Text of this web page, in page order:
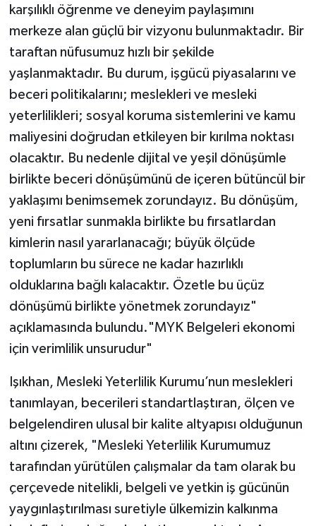
karşılıklı öğrenme ve deneyim paylaşımını
merkeze alan güçlü bir vizyonu bulunmaktadır. Bir
taraftan nüfusumuz hızlı bir şekilde
yaşlanmaktadır. Bu durum, işgücü piyasalarını ve
beceri politikalarını; meslekleri ve mesleki
yeterlilikleri; sosyal koruma sistemlerini ve kamu
maliyesini doğrudan etkileyen bir kırılma noktası
olacaktır. Bu nedenle dijital ve yeşil dönüşümle
birlikte beceri dönüşümünü de içeren bütüncül bir
yaklaşımı benimsemek zorundayız. Bu dönüşüm,
yeni fırsatlar sunmakla birlikte bu fırsatlardan
kimlerin nasıl yararlanacağı; büyük ölçüde
toplumların bu sürece ne kadar hazırlıklı
olduklarına bağlı kalacaktır. Özetle bu üçüz
dönüşümü birlikte yönetmek zorundayız"
açıklamasında bulundu."MYK Belgeleri ekonomi
için verimlilik unsurudur"
Işıkhan, Mesleki Yeterlilik Kurumu’nun meslekleri
tanımlayan, becerileri standartlaştıran, ölçen ve
belgelendiren ulusal bir kalite altyapısı olduğunun
altını çizerek, "Mesleki Yeterlilik Kurumumuz
tarafından yürütülen çalışmalar da tam olarak bu
çerçevede nitelikli, belgeli ve yetkin iş gücünün
yaygınlaştırılması suretiyle ülkemizin kalkınma